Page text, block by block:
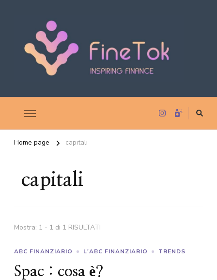
Home page capitali
capitali
Mostra: 1 - 1 di 1 RISULTATI
ABC FINANZIARIO L'ABC FINANZIARIO TRENDS
Spac : cosa è?